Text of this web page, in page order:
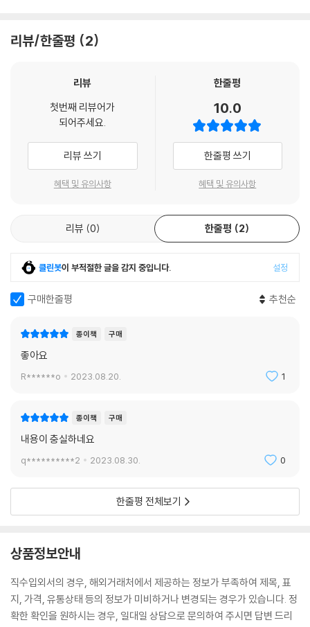
리뷰/한줄평 2
리뷰
첫번째 리뷰어가
되어주세요.
리뷰 쓰기
혜택 및 유의사항
한줄평
10.0
한줄평 쓰기
혜택 및 유의사항
리뷰 0 한줄평 2
클린봇이 부적절한 글을 감지 중입니다. 설정
구매한줄평 추천순
종이책 구매
좋아요
R******o 2023.08.20. 1
종이책 구매
내용이 충실하네요
q**********2 2023.08.30. 0
한줄평 전체보기
상품정보안내
직수입외서의 경우, 해외거래처에서 제공하는 정보가 부족하여 제목, 표
지, 가격, 유통상태 등의 정보가 미비하거나 변경되는 경우가 있습니다. 정
확한 확인을 원하시는 경우, 일대일 상담으로 문의하여 주시면 답변 드리